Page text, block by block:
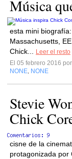
Música
esta mini
Massachusetts,
Chick...
Leer el resto
El 05 febrero 2016 por
NONE NONE
Stevie
Chick
cisne de la
protagonizada por